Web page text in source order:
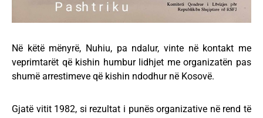
Në këtë mënyrë, Nuhiu, pa ndalur, vinte në kontakt me
veprimtarët që kishin humbur lidhjet me organizatën pas
shumë arrestimeve që kishin ndodhur në Kosovë.
Gjatë vitit 1982, si rezultat i punës organizative në rend të